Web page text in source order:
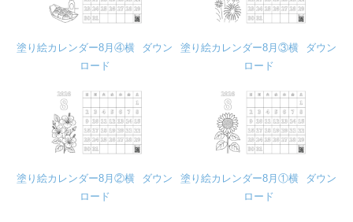
塗り絵カレンダー8月④横
ダウン
ロード
塗り絵カレンダー8月③横
ダウン
ロード
塗り絵カレンダー8月②横
ダウン
ロード
塗り絵カレンダー8月①横
ダウン
ロード